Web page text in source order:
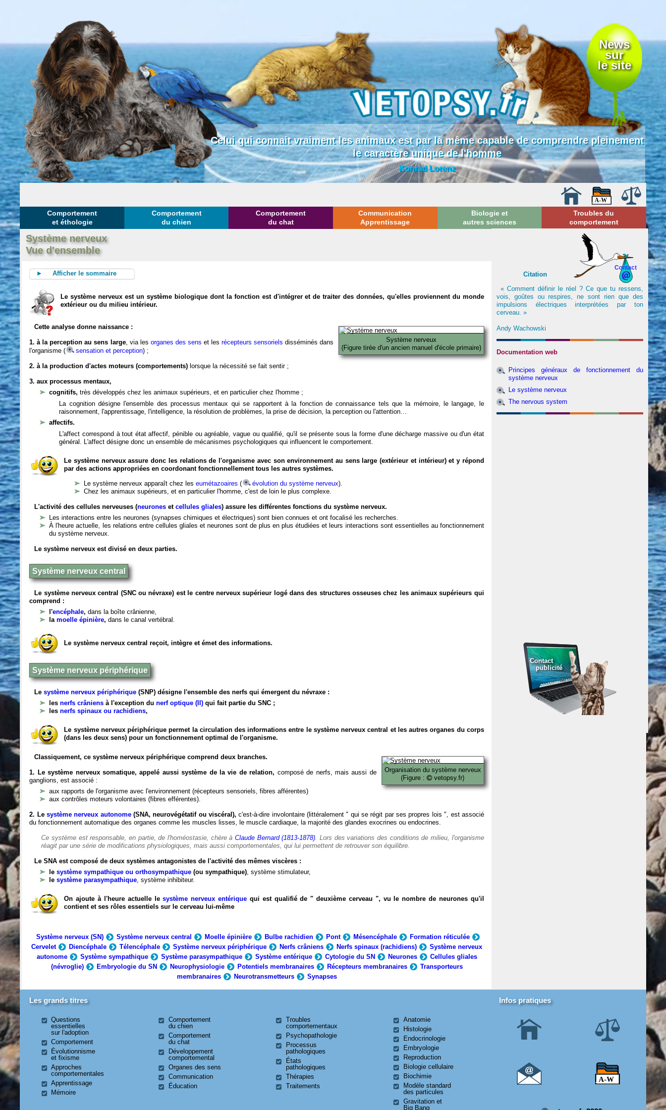
News
sur
le site
Celui qui connait vraiment les animaux est par là même capable de comprendre pleinement
le caractère unique de l'homme
Konrad Lorenz
Comportement
et éthologie
Comportement
du chien
Comportement
du chat
Communication
Apprentissage
Biologie et
autres sciences
Troubles du
comportement
Système nerveux
Vue d'ensemble
► Afficher le sommaire
Le système nerveux est un système biologique dont la fonction est d'intégrer et de traiter des données, qu'elles proviennent du monde
extérieur ou du milieu intérieur.
Système nerveux
(Figure tirée d'un ancien manuel d'école primaire)
Cette analyse donne naissance :
1. à la perception au sens large, via les organes des sens et les récepteurs sensoriels disséminés dans
l'organisme (
sensation et perception) ;
2. à la production d'actes moteurs (comportements) lorsque la nécessité se fait sentir ;
3. aux processus mentaux,
cognitifs,très développés chez les animaux supérieurs, et en particulier chez l'homme ;
La cognition désigne l'ensemble des processus mentaux qui se rapportent à la fonction de connaissance tels que la mémoire, le langage, le
raisonnement, l'apprentissage, l'intelligence, la résolution de problèmes, la prise de décision, la perception ou l'attention…
affectifs.
L'affect correspond à tout état affectif, pénible ou agréable, vague ou qualifié, qu'il se présente sous la forme d'une décharge massive ou d'un état
général. L'affect désigne donc un ensemble de mécanismes psychologiques qui influencent le comportement.
Le système nerveux assure donc les relations de l'organisme avec son environnement au sens large (extérieur et intérieur) et y répond
par des actions appropriées en coordonant fonctionnellement tous les autres systèmes.
Le système nerveux apparaît chez leseumétazoaires ( évolution du système nerveux).
Chez les animaux supérieurs, et en particulier l'homme, c'est de loin le plus complexe.
L'activité des cellules nerveuses (neurones etcellules gliales) assure les différentes fonctions du système nerveux.
Les interactions entre les neurones (synapses chimiques et électriques) sont bien connues et ont focalisé les recherches.
À l'heure actuelle, les relations entre cellules gliales et neurones sont de plus en plus étudiées et leurs interactions sont essentielles au fonctionnement
du système nerveux.
Le système nerveux est divisé en deux parties.
Système nerveux central
Le système nerveux central (SNC ou névraxe) est le centre nerveux supérieur logé dans des structures osseuses chez les animaux supérieurs qui
comprend :
l'encéphale,dans la boîte crânienne,
lamoelle épinière,dans le canal vertébral.
Le système nerveux central reçoit, intègre et émet des informations.
Système nerveux périphérique
Lesystème nerveux périphérique (SNP) désigne l'ensemble des nerfs qui émergent du névraxe :
lesnerfs crâniens à l'exception du nerf optique (II) qui fait partie du SNC ;
lesnerfs spinaux ou rachidiens,
Le système nerveux périphérique permet la circulation des informations entre le système nerveux central et les autres organes du corps
(dans les deux sens) pour un fonctionnement optimal de l'organisme.
Organisation du système nerveux
(Figure :
vetopsy.fr)
Classiquement, ce système nerveux périphérique comprend deux branches.
1. Le système nerveux somatique, appelé aussi système de la vie de relation, composé de nerfs, mais aussi de
ganglions, est associé :
aux rapports de l'organisme avec l'environnement (récepteurs sensoriels, fibres afférentes)
aux contrôles moteurs volontaires (fibres efférentes).
2. Le système nerveux autonome(SNA, neurovégétatif ou viscéral), c'est-à-dire involontaire (littéralement " qui se régit par ses propres lois ", est associé
du fonctionnement automatique des organes comme les muscles lisses, le muscle cardiaque, la majorité des glandes exocrines ou endocrines.
Ce système est responsable, en partie, de l'homéostasie, chère àClaude Bernard (1813-1878). Lors des variations des conditions de milieu, l'organisme
réagit par une série de modifications physiologiques, mais aussi comportementales, qui lui permettent de retrouver son équilibre.
Le SNA est composé de deux systèmes antagonistes de l'activité des mêmes viscères :
lesystème sympathique ou orthosympathique (ou sympathique), système stimulateur,
lesystème parasympathique, système inhibiteur.
On ajoute à l'heure actuelle lesystème nerveux entérique qui est qualifié de " deuxième cerveau ", vu le nombre de neurones qu'il
contient et ses rôles essentiels sur le cerveau lui-même
Système nerveux (SN) Système nerveux central Moelle épinière Bulbe rachidien Pont Mésencéphale
Formation réticulée
Cervelet
Diencéphale Télencéphale Système nerveux périphérique Nerfs crâniens Nerfs spinaux (rachidiens)
Système nerveux
autonome
Système sympathique Système parasympathique Système entérique Cytologie du SN Neurones
Cellules gliales
(névroglie)
Embryologie du SN Neurophysiologie Potentiels membranaires Récepteurs membranaires
Transporteurs
membranaires
Neurotransmetteurs Synapses
Contact
Citation
« Comment définir le réel ? Ce que tu ressens,
vois, goûtes ou respires, ne sont rien que des
impulsions électriques interprétées par ton
cerveau. »
Andy Wachowski
Documentation web
Principes généraux de fonctionnement du
système nerveux
Le système nerveux
The nervous system
Contact
publicité
Les grands titres
Questions
essentielles
sur l'adoption
Comportement
Évolutionnisme
et fixisme
Approches
comportementales
Apprentissage
Mémoire
Comportement
du chien
Comportement
du chat
Développement
comportemental
Organes des sens
Communication
Éducation
Troubles
comportementaux
Psychopathologie
Processus
pathologiques
États
pathologiques
Thérapies
Traitements
Anatomie
Histologie
Endocrinologie
Embryologie
Reproduction
Biologie cellulaire
Biochimie
Modèle standard
des particules
Gravitation et
Big Bang
Infos pratiques